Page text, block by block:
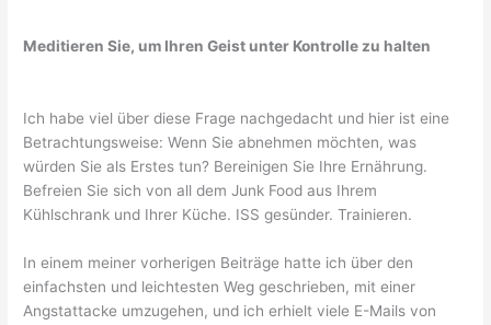
Meditieren Sie, um Ihren Geist unter Kontrolle zu halten
Ich habe viel über diese Frage nachgedacht und hier ist eine
Betrachtungsweise: Wenn Sie abnehmen möchten, was
würden Sie als Erstes tun? Bereinigen Sie Ihre Ernährung.
Befreien Sie sich von all dem Junk Food aus Ihrem
Kühlschrank und Ihrer Küche. ISS gesünder. Trainieren.
In einem meiner vorherigen Beiträge hatte ich über den
einfachsten und leichtesten Weg geschrieben, mit einer
Angstattacke umzugehen, und ich erhielt viele E-Mails von